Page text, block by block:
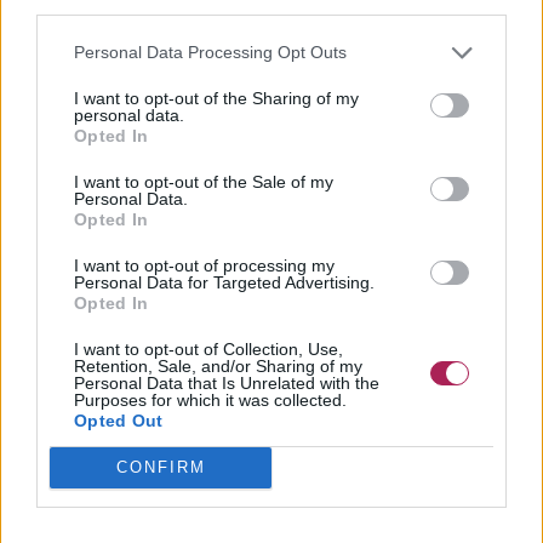
Personal Data Processing Opt Outs
I want to opt-out of the Sharing of my
personal data.
Opted In
I want to opt-out of the Sale of my
Personal Data.
Opted In
I want to opt-out of processing my
Personal Data for Targeted Advertising.
Opted In
I want to opt-out of Collection, Use,
Retention, Sale, and/or Sharing of my
Personal Data that Is Unrelated with the
Purposes for which it was collected.
Opted Out
CONFIRM